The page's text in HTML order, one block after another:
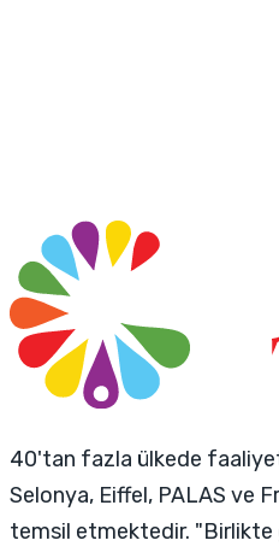
40'tan fazla ülkede
Selonya, Eiffel, PALAS ve
temsil etmektedir. "Birlikte